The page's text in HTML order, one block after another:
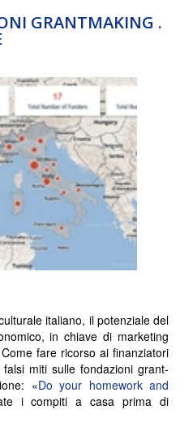
GRANTMAKING .
italiano, il potenziale del
in chiave di marketing
fare ricorso ai finanziatori
miti sulle fondazioni grant-
«Do your homework and
i compiti a casa prima di